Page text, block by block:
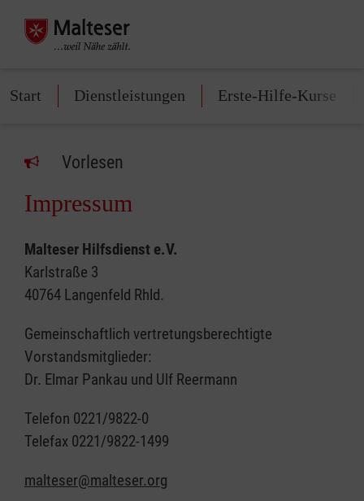
Start Dienstleistungen Erste-Hilfe-Kurse
Vorlesen
Impressum
Malteser Hilfsdienst e.V.
Karlstraße 3
40764 Langenfeld Rhld.
Gemeinschaftlich vertretungsberechtigte
Vorstandsmitglieder:
Dr. Elmar Pankau und Ulf Reermann
Telefon 0221/9822-0
Telefax 0221/9822-1499
malteser@malteser.org